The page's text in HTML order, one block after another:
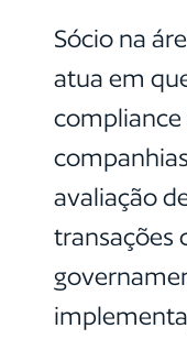
Sócio na
atua em
compliance
avaliação
transações